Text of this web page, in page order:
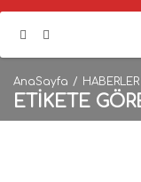
AnaSayfa HABERLER
ETIKETE